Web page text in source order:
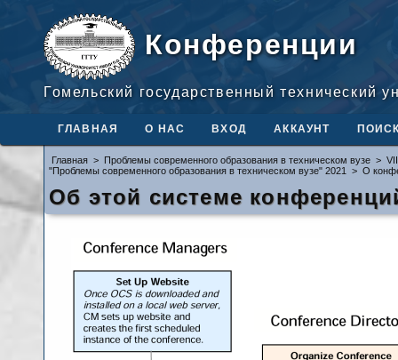
Конференции
Гомельский государственный технический
ГЛАВНАЯ О НАС ВХОД АККАУНТ
Главная > Проблемы современного образования в техническом вузе >
"Проблемы современного образования в техническом вузе" 2021
> О
Об этой системе